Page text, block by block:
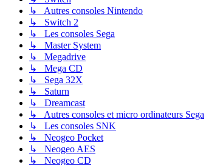
↳ Autres consoles Nintendo
↳ Switch 2
↳ Les consoles Sega
↳ Master System
↳ Megadrive
↳ Mega CD
↳ Sega 32X
↳ Saturn
↳ Dreamcast
↳ Autres consoles et micro ordinateurs Sega
↳ Les consoles SNK
↳ Neogeo Pocket
↳ Neogeo AES
↳ Neogeo CD